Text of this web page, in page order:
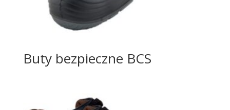
Buty bezpieczne BCS